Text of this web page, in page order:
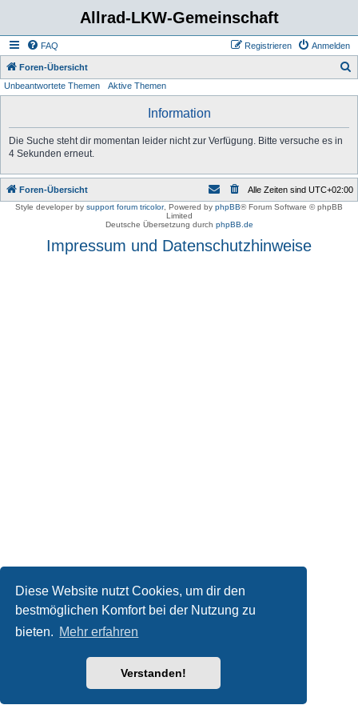
Diese Website nutzt Cookies, um dir den
bestmöglichen Komfort bei der Nutzung zu
bieten. Mehr erfahren
Verstanden!
Allrad-LKW-Gemeinschaft
FAQ Anmelden
Registrieren
Foren-Übersicht
Unbeantwortete Themen Aktive Themen
Information
Die Suche steht dir momentan leider nicht zur Verfügung. Bitte versuche es in
4 Sekunden erneut.
Foren-Übersicht Alle Zeiten sind UTC+02:00
Style developer by support forum tricolor, Powered by phpBB® Forum Software © phpBB
Limited
Deutsche Übersetzung durch phpBB.de
Impressum und Datenschutzhinweise